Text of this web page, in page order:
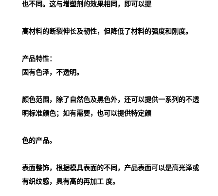
也不同。这与增塑剂的效果相同，即可以提
高材料的断裂伸长及韧性，但降低了材料的强度和刚度。
产品特性：
固有色泽，不透明。
颜色范围，除了自然色及黑色外，还可以提供一系列的不透
明标准颜色；如有需要，也可以提供特定颜
色的产品。
表面整饰，根据模具表面的不同，产品表面可以是高光泽或
有织纹感，具有高的再加工 度。